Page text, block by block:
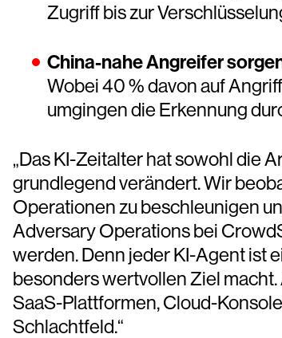
Zugriff bis zur
China-nahe Angreifer
Wobei 40 % davon auf
umgingen die Erkennung
„Das KI-Zeitalter hat sowohl die
grundlegend verändert. Wir
Operationen zu beschleunigen
Adversary Operations bei
werden. Denn jeder KI-Agent ist
besonders wertvollen Ziel
SaaS-Plattformen, Cloud-
Schlachtfeld.“